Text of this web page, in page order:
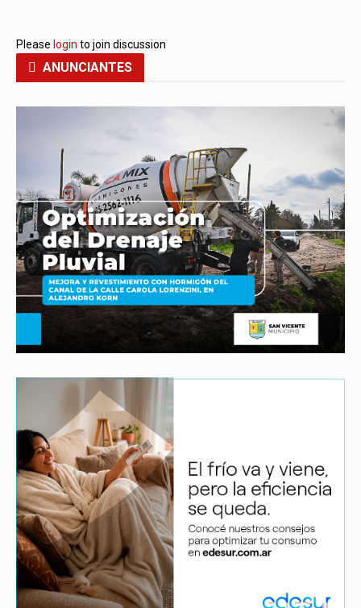
Please login to join discussion
ANUNCIANTES